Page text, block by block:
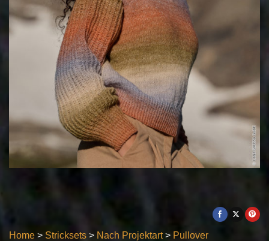
Home > Stricksets > Nach Projektart> Pullover